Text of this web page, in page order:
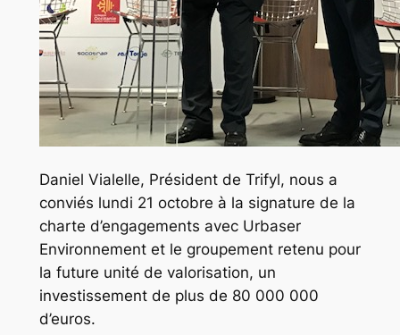
Daniel Vialelle, Président de Trifyl, nous a
conviés lundi 21 octobre à la signature de la
charte d’engagements avec Urbaser
Environnement et le groupement retenu pour
la future unité de valorisation, un
investissement de plus de 80 000 000
d’euros.